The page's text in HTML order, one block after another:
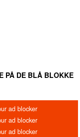
PÅ DE BLÅ BLOKKE